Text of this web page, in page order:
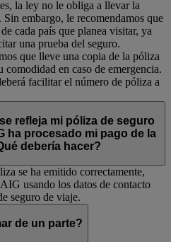
la ley no le obliga a llevar la
embargo, le recomendamos que
cada país que planea visitar, ya
una prueba del seguro.
que lleve una copia de la póliza
comodidad en caso de emergencia.
facilitar el número de póliza a
refleja mi póliza de seguro
ha procesado mi pago de la
debería hacer?
se ha emitido correctamente,
usando los datos de contacto
seguro de viaje.
de un parte?